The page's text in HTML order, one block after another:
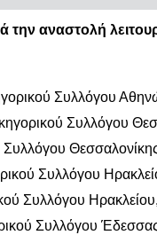
την αναστολή
Συλλόγου
Συλλόγου
Συλλόγου
Συλλόγου Ηρακλείου,
Συλλόγου